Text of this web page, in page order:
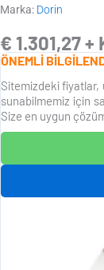
Marka: Dorin
€ 1.301,27+
ÖNEMLİ
Sitemizdeki fiyatlar,
sunabilmemiz için
Size en uygun